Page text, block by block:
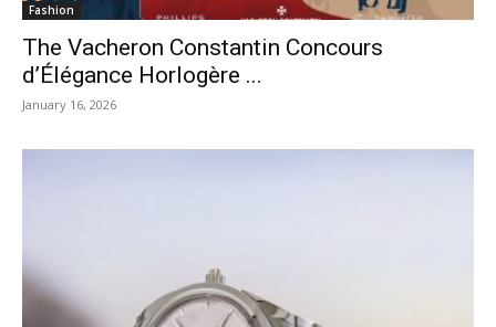
Fashion
The Vacheron Constantin Concours
d’Élégance Horlogère ...
January 16, 2026